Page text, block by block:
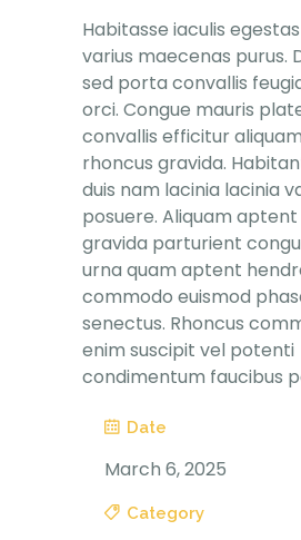
Habitasse iaculis
varius maecenas purus.
sed porta convallis
orci. Congue mauris
convallis efficitur
rhoncus gravida.
duis nam lacinia lacinia
posuere. Aliquam
gravida parturient
urna quam aptent
commodo euismod
senectus. Rhoncus
enim suscipit vel potenti
condimentum faucibus
Date
March 6, 2025
Category